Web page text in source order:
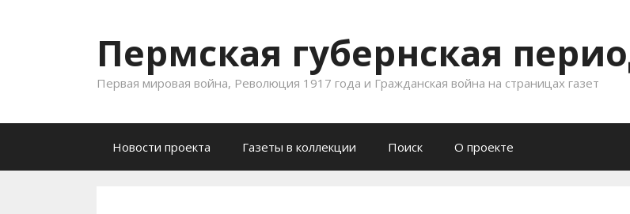
Пермская губернская
Первая мировая война, Революция 1917 года и Гражданская война на страницах газет
Новости проекта
Газеты в коллекции Поиск О проекте